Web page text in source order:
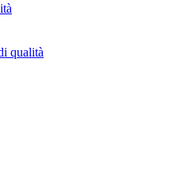
qualità